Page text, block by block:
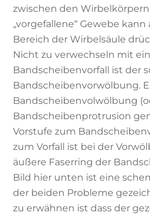
zwischen den Wirbelkörpern
„vorgefallene“ Gewebe
Bereich der Wirbelsäule
Nicht zu verwechseln mit
Bandscheibenvorfall ist der
Bandscheibenvorwölbung.
Bandscheibenvolwölbung
Bandscheibenprotrusion
Vorstufe zum
zum Vorfall ist bei der
äußere Faserring der
Bild hier unten ist eine
der beiden Probleme
zu erwähnen ist dass der